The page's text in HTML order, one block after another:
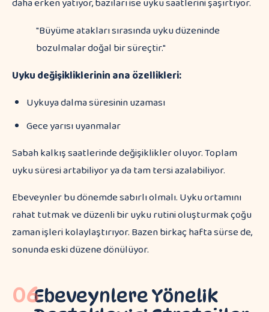
daha erken yatıyor, bazıları ise uyku saatlerini şaşırtıyor.
"Büyüme atakları sırasında uyku düzeninde
bozulmalar doğal bir süreçtir."
Uyku değişikliklerinin ana özellikleri:
Uykuya dalma süresinin uzaması
Gece yarısı uyanmalar
Sabah kalkış saatlerinde değişiklikler oluyor. Toplam
uyku süresi artabiliyor ya da tam tersi azalabiliyor.
Ebeveynler bu dönemde sabırlı olmalı. Uyku ortamını
rahat tutmak ve düzenli bir uyku rutini oluşturmak çoğu
zaman işleri kolaylaştırıyor. Bazen birkaç hafta sürse de,
sonunda eski düzene dönülüyor.
06Ebeveynlere Yönelik